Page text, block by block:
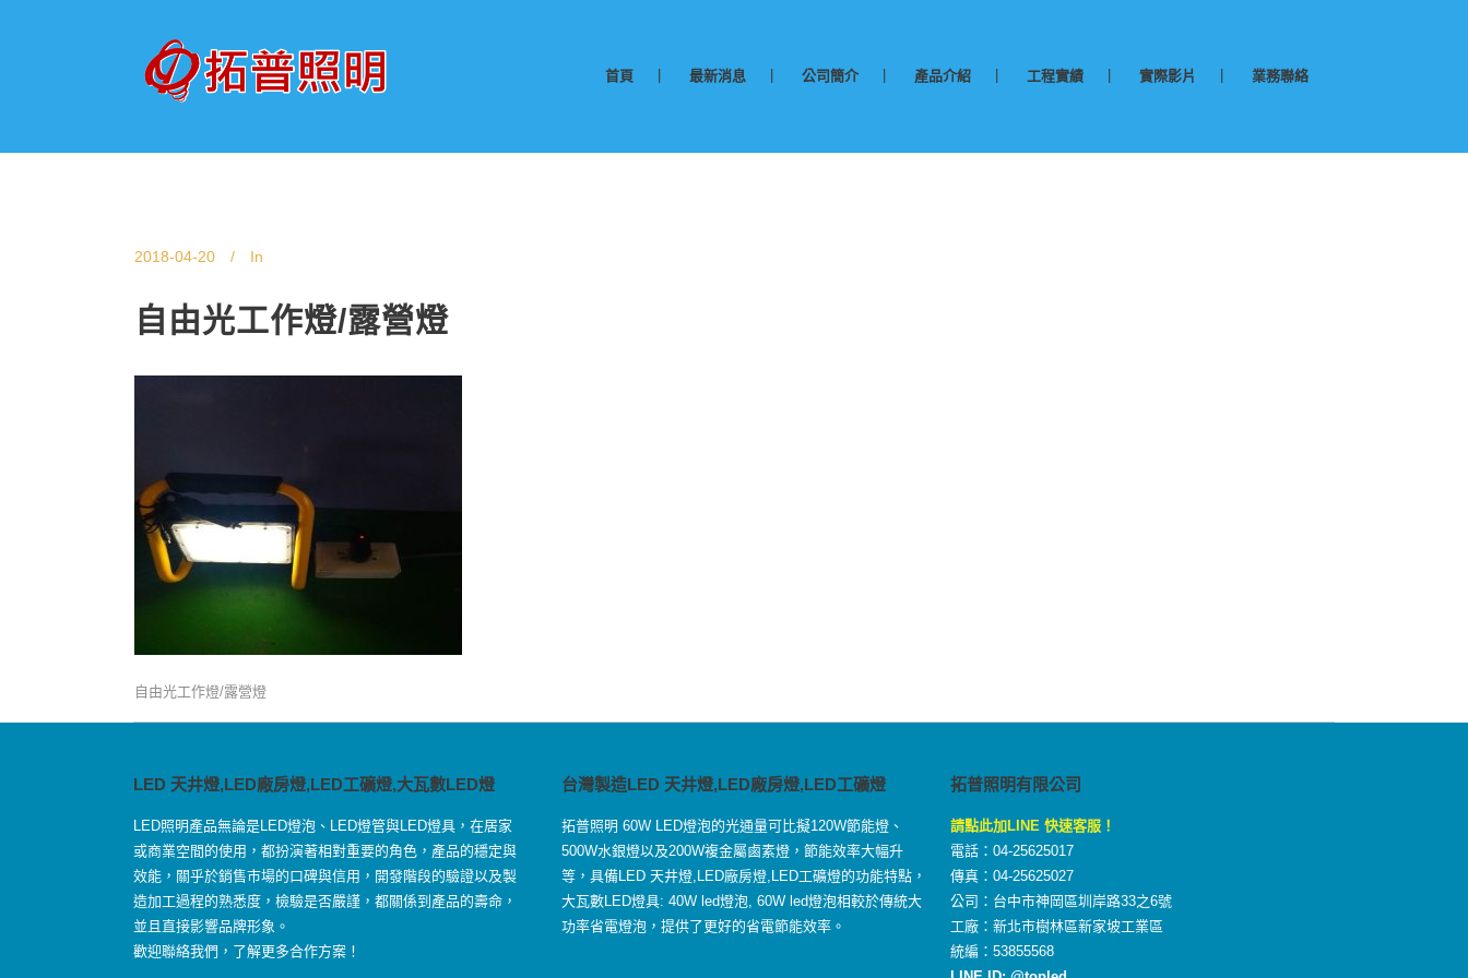
首頁 最新消息 公司簡介 產品介紹 工程實績 實際影片 業務聯絡
2018-04-20 In
自由光工作燈/露營燈
自由光工作燈/露營燈
LED 天井燈,LED廠房燈,LED工礦燈,大瓦數LED燈
LED照明產品無論是LED燈泡、LED燈管與LED燈具，在居家
或商業空間的使用，都扮演著相對重要的角色，產品的穩定與
效能，關乎於銷售市場的口碑與信用，開發階段的驗證以及製
造加工過程的熟悉度，檢驗是否嚴謹，都關係到產品的壽命，
並且直接影響品牌形象。
歡迎聯絡我們，了解更多合作方案！
台灣製造LED 天井燈,LED廠房燈,LED工礦燈
拓普照明 60W LED燈泡的光通量可比擬120W節能燈、
500W水銀燈以及200W複金屬鹵素燈，節能效率大幅升
等，具備LED 天井燈,LED廠房燈,LED工礦燈的功能特點，
大瓦數LED燈具: 40W led燈泡, 60W led燈泡相較於傳統大
功率省電燈泡，提供了更好的省電節能效率。
拓普照明有限公司
請點此加LINE 快速客服！
電話：04-25625017
傳真：04-25625027
公司：台中市神岡區圳岸路33之6號
工廠：新北市樹林區新家坡工業區
統編：53855568